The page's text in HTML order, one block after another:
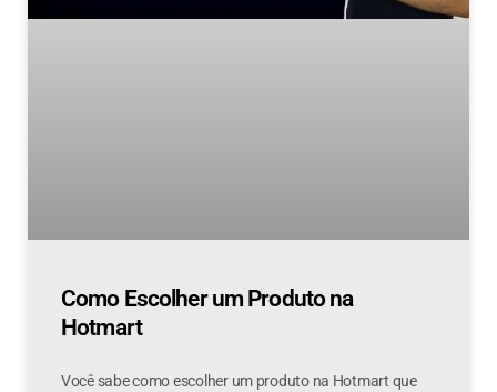
Como Escolher um Produto na
Hotmart
Você sabe como escolher um produto na Hotmart que